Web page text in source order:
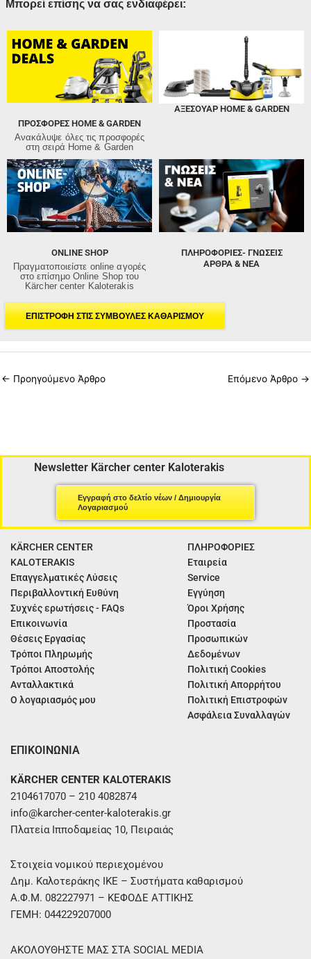
Μπορεί επίσης να σας ενδιαφέρει:
ΠΡΟΣΦΟΡΈΣ HOME & GARDEN
Ανακάλυψε όλες τις προσφορές
στη σειρά Home & Garden
ΑΞΕΣΟΥΑΡ HOME & GARDEN
ONLINE SHOP
Πραγματοποιείστε online αγορές
στο επίσημο Online Shop του
Kärcher center Kaloterakis
ΠΛΗΡΟΦΟΡΙΕΣ- ΓΝΩΣΕΙΣ
ΑΡΘΡΑ & ΝΕΑ
ΕΠΙΣΤΡΟΦΗ ΣΤΙΣ ΣΥΜΒΟΥΛΕΣ ΚΑΘΑΡΙΣΜΟΥ
← Προηγούμενο Άρθρο Επόμενο Άρθρο →
Newsletter Kärcher center Kaloterakis
Εγγραφή στο δελτίο νέων / Δημιουργία
Λογαριασμού
KÄRCHER CENTER
KALOTERAKIS
Επαγγελματικές Λύσεις
Περιβαλλοντική Ευθύνη
Συχνές ερωτήσεις - FAQs
Επικοινωνία
Θέσεις Εργασίας
Τρόποι Πληρωμής
Τρόποι Αποστολής
Ανταλλακτικά
Ο λογαριασμός μου
ΠΛΗΡΟΦΟΡΙΕΣ
Εταιρεία
Service
Εγγύηση
Όροι Χρήσης
Προστασία
Προσωπικών
Δεδομένων
Πολιτική Cookies
Πολιτική Απορρήτου
Πολιτική Επιστροφών
Ασφάλεια Συναλλαγών
ΕΠΙΚΟΙΝΩΝΙΑ
KÄRCHER CENTER KALOTERAKIS
2104617070 – 210 4082874
info@karcher-center-kaloterakis.gr
Πλατεία Ιπποδαμείας 10, Πειραιάς
Στοιχεία νομικού περιεχομένου
Δημ. Καλοτεράκης ΙΚΕ – Συστήματα καθαρισμού
Α.Φ.Μ. 082227971 – ΚΕΦΟΔΕ ΑΤΤΙΚΗΣ
ΓΕΜΗ: 044229207000
ΑΚΟΛΟΥΘΗΣΤΕ ΜΑΣ ΣΤΑ SOCIAL MEDIA